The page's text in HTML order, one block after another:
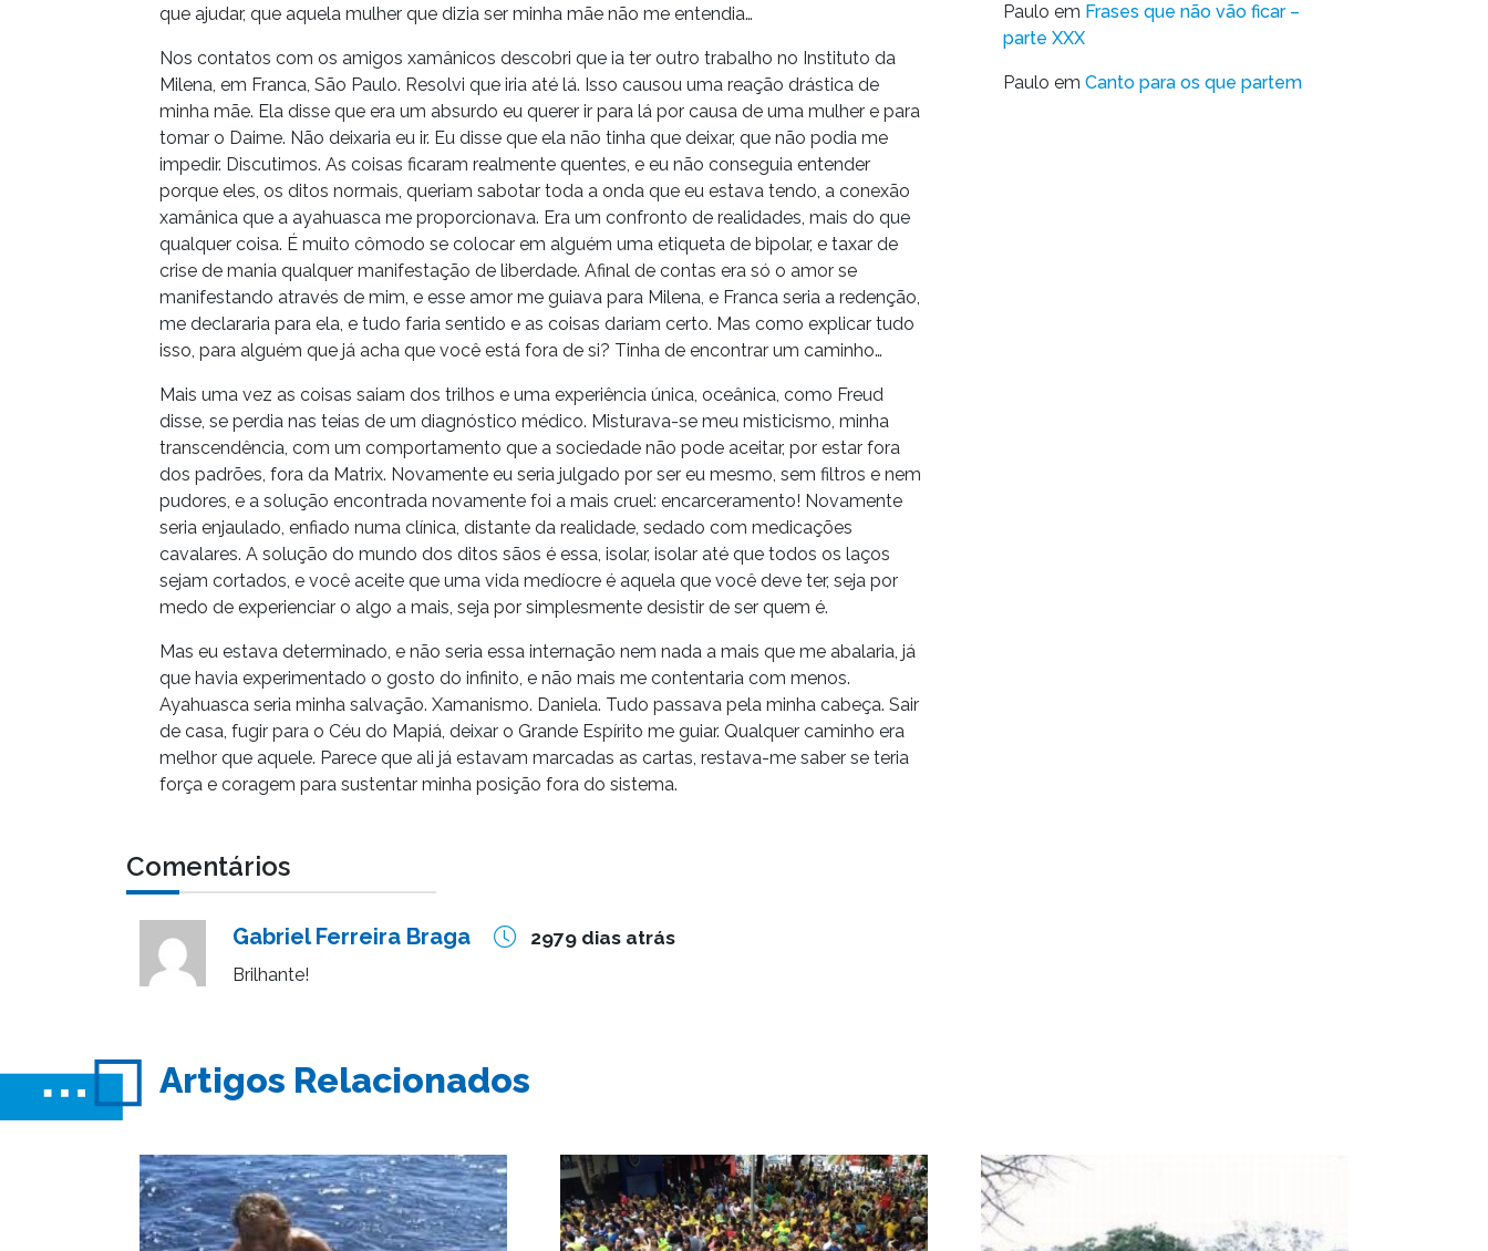
que ajudar, que aquela mulher que dizia ser minha mãe não me entendia…
Nos contatos com os amigos xamânicos descobri que ia ter outro trabalho no Instituto da
Milena, em Franca, São Paulo. Resolvi que iria até lá. Isso causou uma reação drástica de
minha mãe. Ela disse que era um absurdo eu querer ir para lá por causa de uma mulher e para
tomar o Daime. Não deixaria eu ir. Eu disse que ela não tinha que deixar, que não podia me
impedir. Discutimos. As coisas ficaram realmente quentes, e eu não conseguia entender
porque eles, os ditos normais, queriam sabotar toda a onda que eu estava tendo, a conexão
xamânica que a ayahuasca me proporcionava. Era um confronto de realidades, mais do que
qualquer coisa. É muito cômodo se colocar em alguém uma etiqueta de bipolar, e taxar de
crise de mania qualquer manifestação de liberdade. Afinal de contas era só o amor se
manifestando através de mim, e esse amor me guiava para Milena, e Franca seria a redenção,
me declararia para ela, e tudo faria sentido e as coisas dariam certo. Mas como explicar tudo
isso, para alguém que já acha que você está fora de si? Tinha de encontrar um caminho…
Mais uma vez as coisas saiam dos trilhos e uma experiência única, oceânica, como Freud
disse, se perdia nas teias de um diagnóstico médico. Misturava-se meu misticismo, minha
transcendência, com um comportamento que a sociedade não pode aceitar, por estar fora
dos padrões, fora da Matrix. Novamente eu seria julgado por ser eu mesmo, sem filtros e nem
pudores, e a solução encontrada novamente foi a mais cruel: encarceramento! Novamente
seria enjaulado, enfiado numa clínica, distante da realidade, sedado com medicações
cavalares. A solução do mundo dos ditos sãos é essa, isolar, isolar até que todos os laços
sejam cortados, e você aceite que uma vida medíocre é aquela que você deve ter, seja por
medo de experienciar o algo a mais, seja por simplesmente desistir de ser quem é.
Mas eu estava determinado, e não seria essa internação nem nada a mais que me abalaria, já
que havia experimentado o gosto do infinito, e não mais me contentaria com menos.
Ayahuasca seria minha salvação. Xamanismo. Daniela. Tudo passava pela minha cabeça. Sair
de casa, fugir para o Céu do Mapiá, deixar o Grande Espírito me guiar. Qualquer caminho era
melhor que aquele. Parece que ali já estavam marcadas as cartas, restava-me saber se teria
força e coragem para sustentar minha posição fora do sistema.
Comentários
Gabriel Ferreira Braga 2979 dias atrás
Brilhante!
Paulo em Frases que não vão ficar –
parte XXX
Paulo em Canto para os que partem
Artigos Relacionados